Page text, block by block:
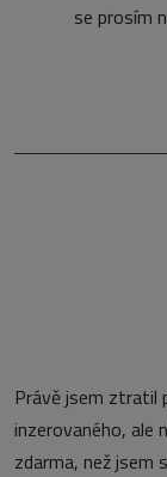
se prosím
Právě jsem ztratil
inzerovaného, ale
zdarma, než jsem